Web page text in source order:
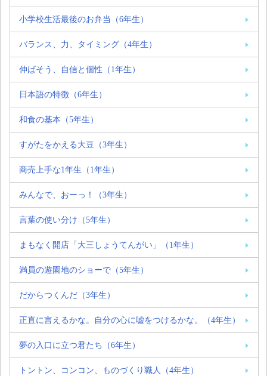
小学校生活最後のお弁当（6年生）
バランス、力、タイミング（4年生）
伸ばそう、自信と個性（1年生）
日本語の特徴（6年生）
和食の基本（5年生）
すがたをかえる大豆（3年生）
商売上手な1年生（1年生）
みんなで、おーっ！（3年生）
言葉の使い分け（5年生）
まもなく開店「大三しょうてんがい」（1年生）
満員の遊園地のショーで（5年生）
だからつくんだ（3年生）
正直に言えるかな。自分の心に嘘をつけるかな。（4年生）
夢の入口に立つ君たち（6年生）
トントン、コンコン、ものづくり職人（4年生）